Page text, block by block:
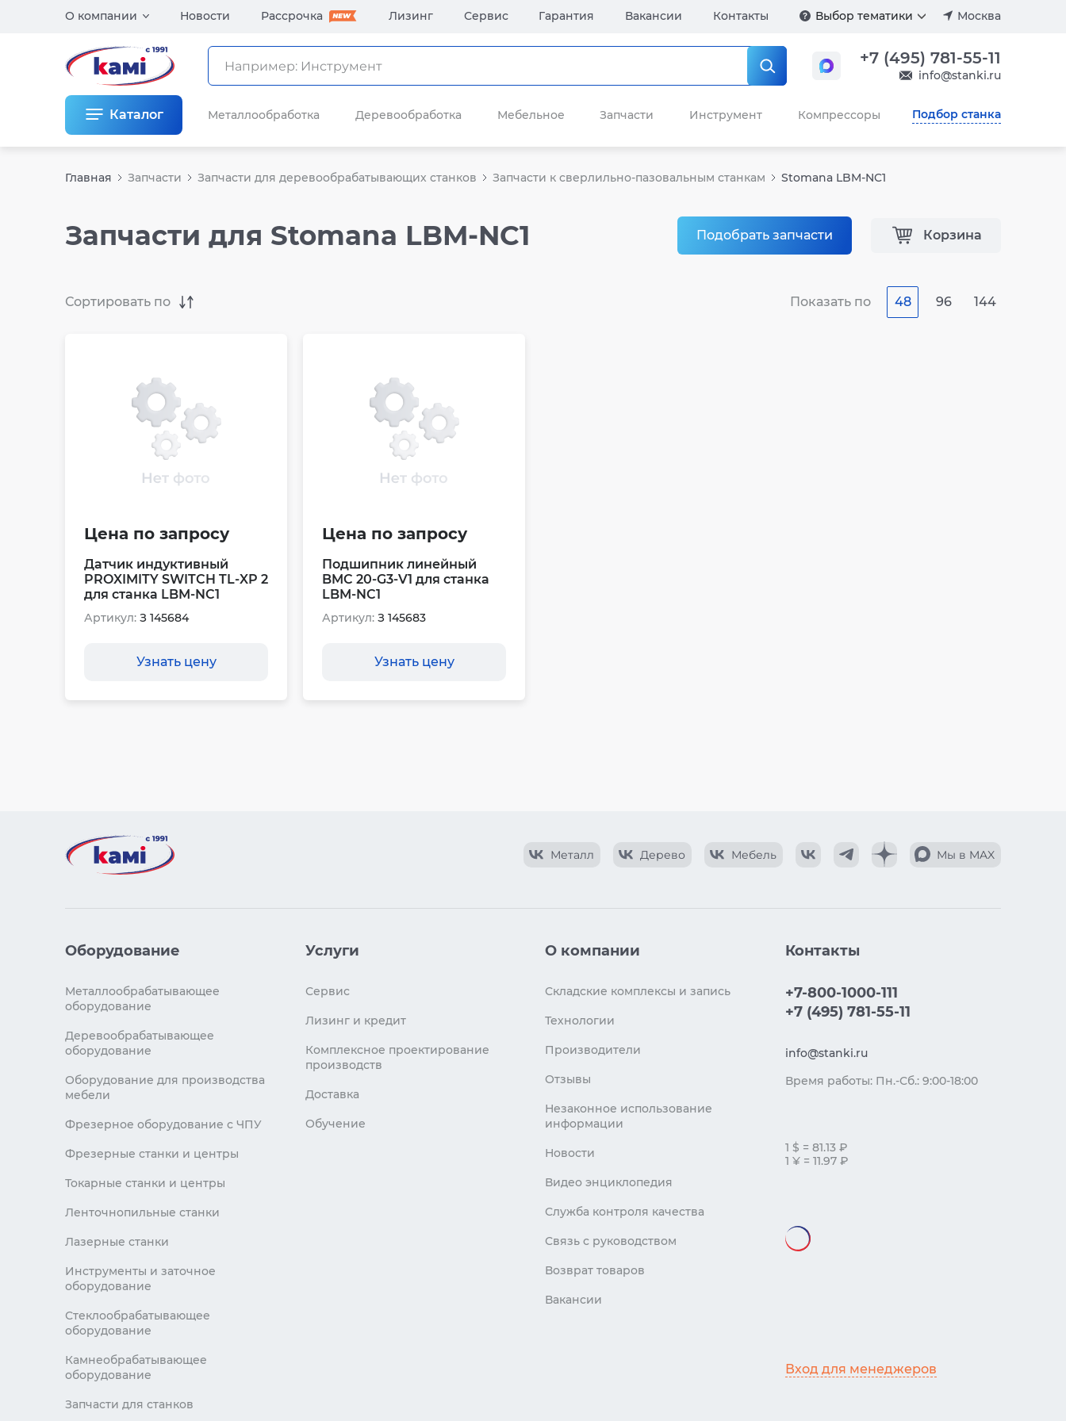
О компании Новости Рассрочка Лизинг Сервис Гарантия Вакансии Контакты Выбор тематики Москва
+7 (495) 781-55-11
info@stanki.ru
Каталог Металлообработка Деревообработка Мебельное Запчасти Инструмент Компрессоры Подбор станка
Главная Запчасти Запчасти для деревообрабатывающих станков Запчасти к сверлильно-пазовальным станкам Stomana LBM-NC1
Запчасти для Stomana LBM-NC1 Подобрать запчасти Корзина
Показать по 48 96 144
Цена по запросу
Датчик индуктивный
PROXIMITY SWITCH TL-XP 2
для станка LBM-NC1
Артикул: З 145684
Узнать цену
Цена по запросу
Подшипник линейный
BMC 20-G3-V1 для станка
LBM-NC1
Артикул: З 145683
Узнать цену
Металл Дерево Мебель Мы в MAX
Оборудование
Металлообрабатывающее
оборудование
Деревообрабатывающее
оборудование
Оборудование для производства
мебели
Фрезерное оборудование с ЧПУ
Фрезерные станки и центры
Токарные станки и центры
Ленточнопильные станки
Лазерные станки
Инструменты и заточное
оборудование
Стеклообрабатывающее
оборудование
Камнеобрабатывающее
оборудование
Запчасти для станков
Услуги
Сервис
Лизинг и кредит
Комплексное проектирование
производств
Доставка
Обучение
О компании
Складские комплексы и запись
Технологии
Производители
Отзывы
Незаконное использование
информации
Новости
Видео энциклопедия
Служба контроля качества
Связь с руководством
Возврат товаров
Вакансии
Контакты
+7-800-1000-111
+7 (495) 781-55-11
info@stanki.ru
Время работы: Пн.-Сб.: 9:00-18:00
1 $ = 81.13 ₽
1 ¥ = 11.97 ₽
Вход для менеджеров